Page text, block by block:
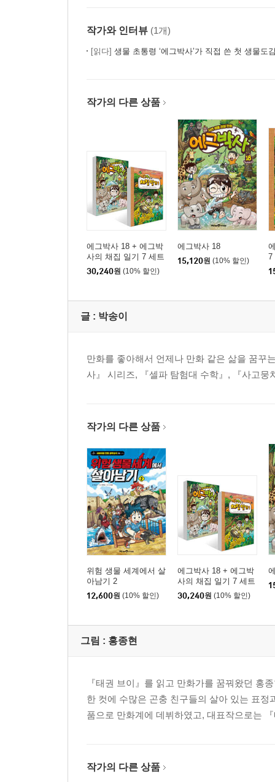
작가와 인터뷰 (1개)
[읽다] 생물 초통령 ‘에그박사’가 직접 쓴 첫 생물도
작가의 다른 상품
에그박사 18 + 에그박
사의 채집 일기 7 세트
30,240원 (10% 할인)
에그박사 18
15,120원 (10% 할인)
7
글 : 박송이
만화를 좋아해서 언제나 만화 같은 삶을 꿈꾸
사』 시리즈, 『셀파 탐험대 수학』, 『사고뭉
작가의 다른 상품
위험 생물 세계에서 살
아남기 2
12,600원 (10% 할인)
에그박사 18 + 에그박
사의 채집 일기 7 세트
30,240원 (10% 할인)
그림 : 홍종현
『태권 브이』를 읽고 만화가를 꿈꿔왔던 홍
한 컷에 수많은 곤충 친구들의 살아 있는 표
품으로 만화계에 데뷔하였고, 대표작으로는
작가의 다른 상품